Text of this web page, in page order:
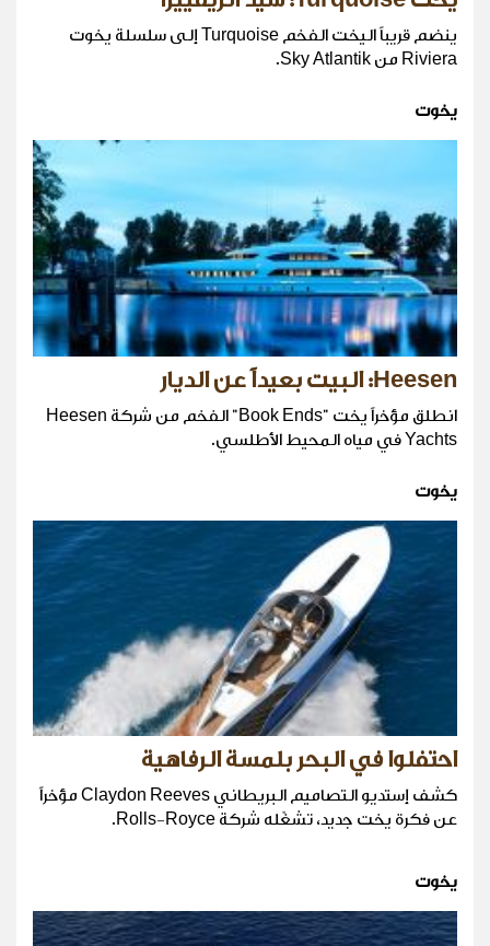
ينضم قريباً اليخت الفخم Turquoise إلى سلسلة يخوت
Riviera من Sky Atlantik.
يخوت
Heesen: البيت بعيداً عن الديار
انطلق مؤخراً يخت "Book Ends" الفخم من شركة Heesen
Yachts في مياه المحيط الأطلسي.
يخوت
احتفلوا في البحر بلمسة الرفاهية
كشف إستديو التصاميم البريطاني Claydon Reeves مؤخراً
عن فكرة يخت جديد، تشغّله شركة Rolls-Royce.
يخوت